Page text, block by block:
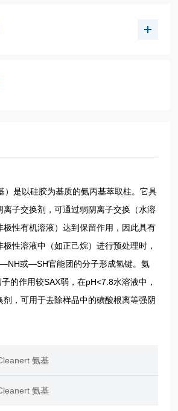
）是以硅胶为基质的氨丙基萃取柱。它具
离子交换剂，可通过弱阴离子交换（水溶
极性有机溶液）达到保留作用，因此具有
性溶液中（如正己烷）进行预处理时，
或—SH官能团的分子形成氢键。氨
的作用较SAX弱，在pH<7.8水溶液中，
剂，可用于去除样品中的磺酸根离等强阴
氨基
氨基